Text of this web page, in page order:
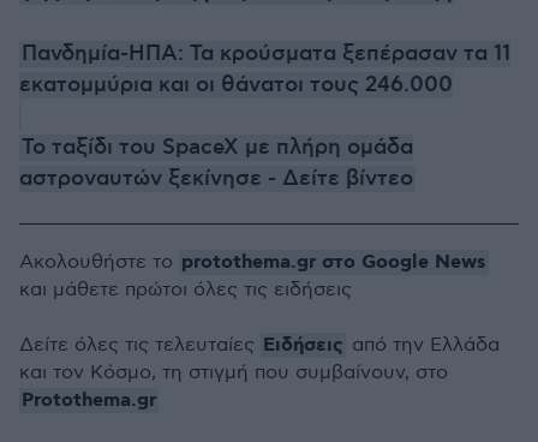
Πανδημία-ΗΠΑ: Τα κρούσματα ξεπέρασαν τα 11
εκατομμύρια και οι θάνατοι τους 246.000
Το ταξίδι του SpaceX με πλήρη ομάδα
αστροναυτών ξεκίνησε - Δείτε βίντεο
Ακολουθήστε το protothema.gr στο Google News
και μάθετε πρώτοι όλες τις ειδήσεις
Δείτε όλες τις τελευταίες Ειδήσεις από την Ελλάδα
και τον Κόσμο, τη στιγμή που συμβαίνουν, στο
Protothema.gr